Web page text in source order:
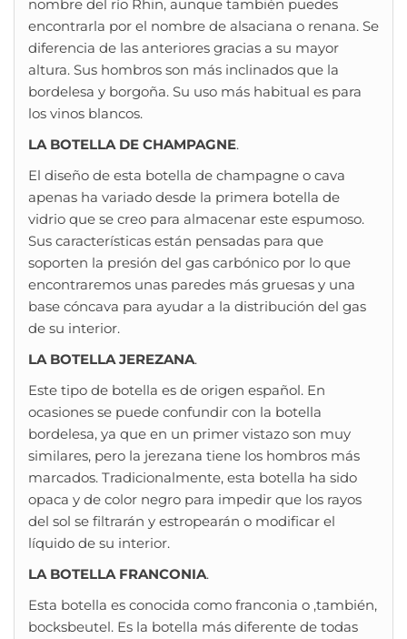
nombre del río Rhin, aunque también puedes
encontrarla por el nombre de alsaciana o renana. Se
diferencia de las anteriores gracias a su mayor
altura. Sus hombros son más inclinados que la
bordelesa y borgoña. Su uso más habitual es para
los vinos blancos.
LA BOTELLA DE CHAMPAGNE.
El diseño de esta botella de champagne o cava
apenas ha variado desde la primera botella de
vidrio que se creo para almacenar este espumoso.
Sus características están pensadas para que
soporten la presión del gas carbónico por lo que
encontraremos unas paredes más gruesas y una
base cóncava para ayudar a la distribución del gas
de su interior.
LA BOTELLA JEREZANA.
Este tipo de botella es de origen español. En
ocasiones se puede confundir con la botella
bordelesa, ya que en un primer vistazo son muy
similares, pero la jerezana tiene los hombros más
marcados. Tradicionalmente, esta botella ha sido
opaca y de color negro para impedir que los rayos
del sol se filtrarán y estropearán o modificar el
líquido de su interior.
LA BOTELLA FRANCONIA.
Esta botella es conocida como franconia o ,también,
bocksbeutel. Es la botella más diferente de todas